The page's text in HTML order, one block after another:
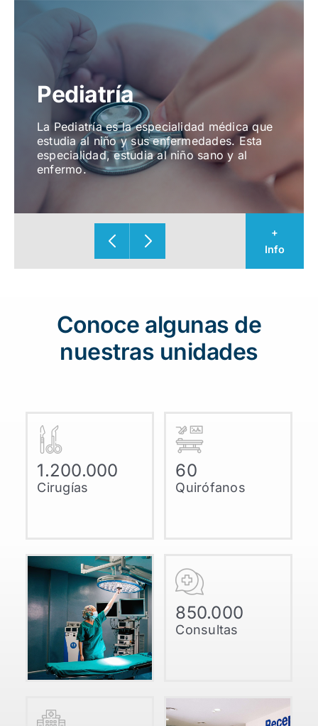
Pediatría
La Pediatría es la especialidad médica que
estudia al niño y sus enfermedades. Esta
especialidad, estudia al niño sano y al
enfermo.
+
Info
Conoce algunas de
nuestras unidades
1.200.000
Cirugías
60
Quirófanos
850.000
Consultas